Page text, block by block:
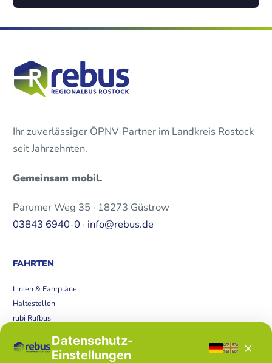
Ihr zuverlässiger ÖPNV-Partner im Landkreis Rostock
seit Jahrzehnten.
Gemeinsam mobil.
Parumer Weg 35 · 18273 Güstrow
03843 6940-0 · info@rebus.de
FAHRTEN
Linien & Fahrpläne
Haltestellen
rubi Rufbus
Störungen Datenschutz-
Einstellungen
×